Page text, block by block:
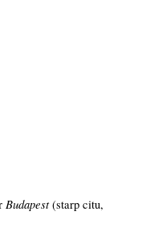
Budapest(starp citu,